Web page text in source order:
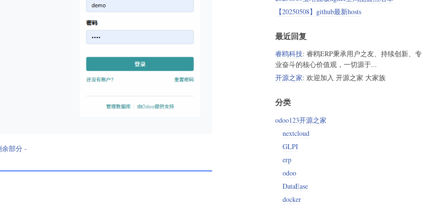
部分 -
【20250508】github最新hosts
最近回复
睿鸥科技: 睿鸥ERP秉承用户之友、持续创新、专
业奋斗的核心价值观，一切源于...
开源之家: 欢迎加入 开源之家 大家族
分类
odoo123开源之家
nextcloud
GLPI
erp
odoo
DataEase
docker